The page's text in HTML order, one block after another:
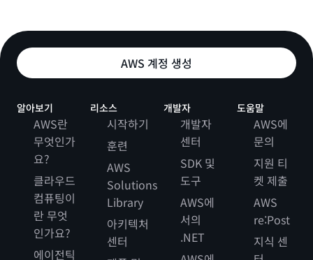
AWS 계정 생성
알아보기
AWS란
무엇인가
요?
클라우드
컴퓨팅이
란 무엇
인가요?
에이전틱
리소스
시작하기
훈련
AWS
Solutions
Library
아키텍처
센터
개발자
개발자
센터
SDK 및
도구
AWS에
서의
.NET
도움말
AWS에
문의
지원 티
켓 제출
AWS
re:Post
지식 센